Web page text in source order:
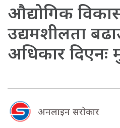
औद्योगिक
उद्यमशीलता
अधिकार दिएनः
अनलाइन सराेकार